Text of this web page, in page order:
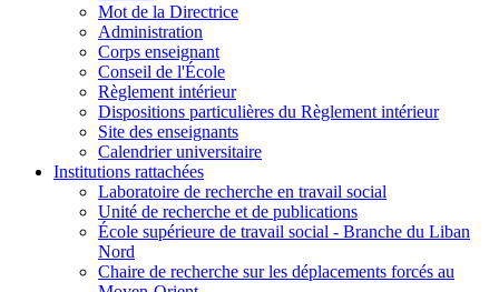
Mot de la Directrice
Administration
Corps enseignant
Conseil de l'École
Règlement intérieur
Dispositions particulières du Règlement intérieur
Site des enseignants
Calendrier universitaire
Institutions rattachées
Laboratoire de recherche en travail social
Unité de recherche et de publications
École supérieure de travail social - Branche du Liban
Nord
Chaire de recherche sur les déplacements forcés au